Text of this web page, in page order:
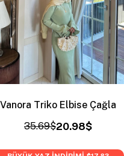
Vanora Triko Elbise Çağla
20.98$
35.69$